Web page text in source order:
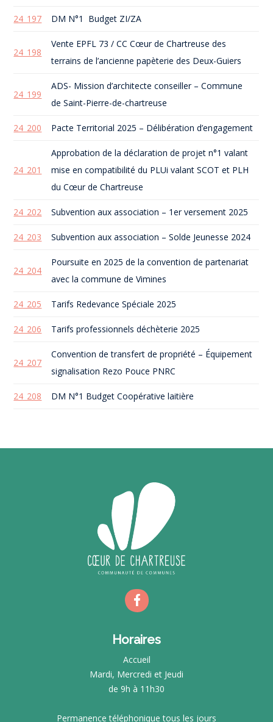
24_197 DM N°1 Budget ZI/ZA
24_198
Vente EPFL 73 / CC Cœur de Chartreuse des
terrains de l’ancienne papèterie des Deux-Guiers
24_199
ADS- Mission d’architecte conseiller – Commune
de Saint-Pierre-de-chartreuse
24_200 Pacte Territorial 2025 – Délibération d’engagement
24_201
Approbation de la déclaration de projet n°1 valant
mise en compatibilité du PLUi valant SCOT et PLH
du Cœur de Chartreuse
24_202 Subvention aux association – 1er versement 2025
24_203 Subvention aux association – Solde Jeunesse 2024
24_204
Poursuite en 2025 de la convention de partenariat
avec la commune de Vimines
24_205 Tarifs Redevance Spéciale 2025
24_206 Tarifs professionnels déchèterie 2025
24_207
Convention de transfert de propriété – Équipement
signalisation Rezo Pouce PNRC
24_208 DM N°1 Budget Coopérative laitière
Horaires
Accueil
Mardi, Mercredi et Jeudi
de 9h à 11h30
Permanence téléphonique tous les jours